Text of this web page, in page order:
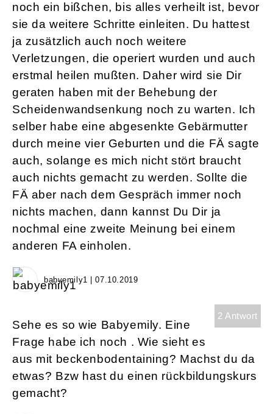
noch ein bißchen, bis alles verheilt ist, bevor
sie da weitere Schritte einleiten. Du hattest
ja zusätzlich auch noch weitere
Verletzungen, die operiert wurden und auch
erstmal heilen mußten. Daher wird sie Dir
geraten haben mit der Behebung der
Scheidenwandsenkung noch zu warten. Ich
selber habe eine abgesenkte Gebärmutter
durch meine vier Geburten und die FÄ sagte
auch, solange es mich nicht stört braucht
auch nichts gemacht zu werden. Sollte die
FÄ aber nach dem Gespräch immer noch
nichts machen, dann kannst Du Dir ja
nochmal eine zweite Meinung bei einem
anderen FA einholen.
babyemily1 | 07.10.2019
2 Antwort
Sehe es so wie Babyemily. Eine
Frage habe ich noch . Wie sieht es
aus mit beckenbodentaining? Machst du da
etwas? Bzw hast du einen rückbildungskurs
gemacht?